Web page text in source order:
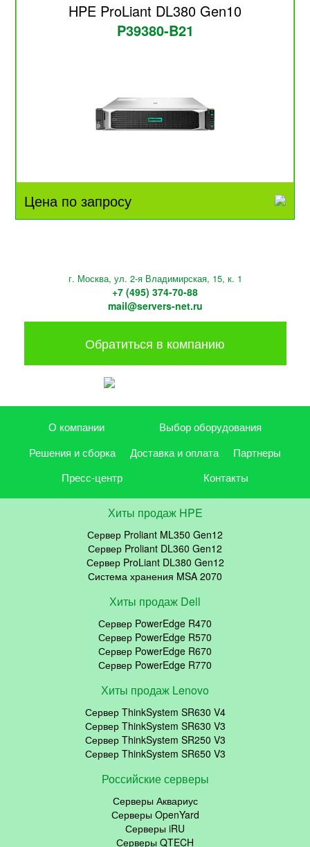
HPE ProLiant DL380 Gen10
P39380-B21
Цена по запросу
г. Москва, ул. 2-я Владимирская, 15, к. 1
+7 (495) 374-70-88
mail@servers-net.ru
Обратиться в компанию
О компании
Выбор оборудования
Решения и сборка
Доставка и оплата
Партнеры
Пресс-центр
Контакты
Хиты продаж HPE
Сервер Proliant ML350 Gen12
Сервер Proliant DL360 Gen12
Сервер ProLiant DL380 Gen12
Система хранения MSA 2070
Хиты продаж Dell
Сервер PowerEdge R470
Сервер PowerEdge R570
Сервер PowerEdge R670
Сервер PowerEdge R770
Хиты продаж Lenovo
Сервер ThinkSystem SR630 V4
Сервер ThinkSystem SR630 V3
Сервер ThinkSystem SR250 V3
Сервер ThinkSystem SR650 V3
Российские серверы
Серверы Аквариус
Серверы OpenYard
Серверы iRU
Серверы QTECH